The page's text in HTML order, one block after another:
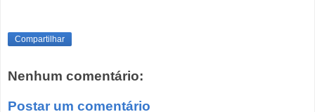
Compartilhar
Nenhum comentário:
Postar um comentário